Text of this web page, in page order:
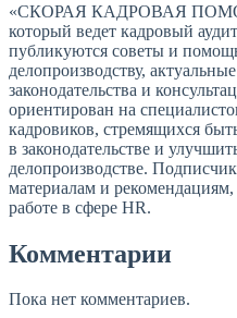
«СКОРАЯ КАДРОВАЯ
который ведет кадровый
публикуются советы и
делопроизводству,
законодательства и
ориентирован на
кадровиков, стремящихся
в законодательстве и
делопроизводстве.
материалам и
работе в сфере HR.
Комментарии
Пока нет комментариев.